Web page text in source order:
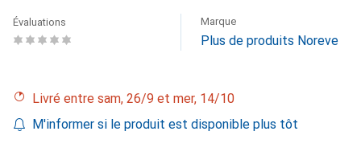
Évaluations Marque
Plus de produits Noreve
Livré entre sam, 26/9 et mer, 14/10
M'informer si le produit est disponible plus tôt